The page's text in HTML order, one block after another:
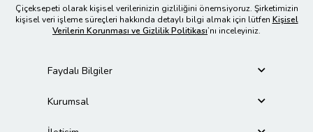
Çiçeksepeti olarak kişisel verilerinizin gizliliğini önemsiyoruz. Şirketimizin
kişisel veri işleme süreçleri hakkında detaylı bilgi almak için lütfen Kişisel
Verilerin Korunması ve Gizlilik Politikası’nı inceleyiniz.
Faydalı Bilgiler
Kurumsal